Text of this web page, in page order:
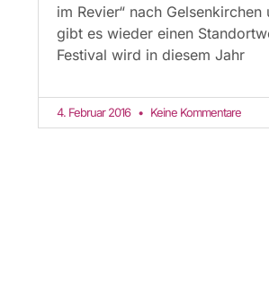
im Revier“ nach
gibt es wieder einen
Festival wird in diesem Jahr
4. Februar 2016 Keine Kommentare